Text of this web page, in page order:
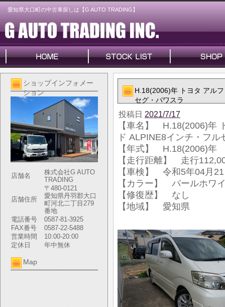
愛知県大口町の中古車探しは【G AUTO TRADING】
ショップインフォメー
ション
店舗名
株式会社G AUTO
TRADING
店舗住所
〒480-0121
愛知県丹羽郡大口
町河北二丁目279
番地
電話番号
0587-81-3925
FAX番号
0587-22-5488
営業時間
10:00-20:00
定休日
年中無休
Map
H.18(2006)年 トヨタ アル
セグ・パワスラ
投稿日 2021/7/17
【車名】 H.18(2006)年
ド ALPINE8インチ・フ
【年式】 H.18(2006)年
【走行距離】 走行
【車検】 令和5年04月
【カラー】 パールホワ
【修復歴】 なし
【地域】 愛知県